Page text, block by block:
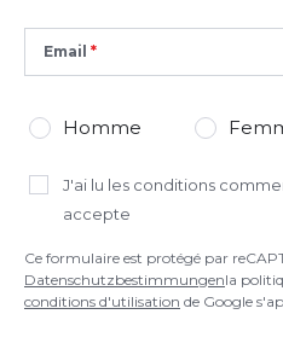
Email
Homme
J'ai lu les conditions
accepte
Ce formulaire est protégé par
Datenschutzbestimmungenla
conditions d'utilisation de Google